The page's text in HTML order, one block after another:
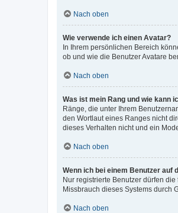
Nach oben
Wie verwende ich einen Avatar?
In Ihrem persönlichen Bereich
ob und wie die Benutzer Avatare
Nach oben
Was ist mein Rang und wie kann
Ränge, die unter Ihrem
den Wortlaut eines Ranges nicht
dieses Verhalten nicht und ein
Nach oben
Wenn ich bei einem Benutzer auf
Nur registrierte Benutzer dürfen
Missbrauch dieses Systems durch
Nach oben